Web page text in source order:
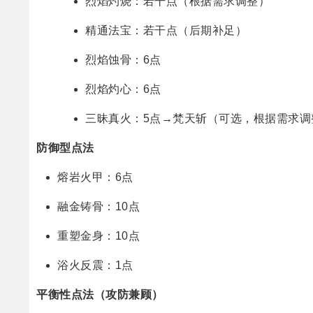
精通法宝：若干点（后期补足）
烈焰蚀骨：6点
烈焰灼心：6点
三昧真火：5点→梵天斩（可选，根据需求调
防御型点法
熔岩火甲：6点
融金铸骨：10点
重塑金身：10点
浴火反震：1点
平衡性点法（攻防兼顾）